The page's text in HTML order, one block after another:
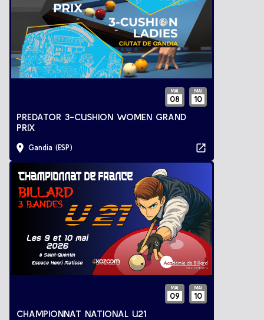
MAI
08
MAI
10
PREDATOR 3-CUSHION WOMEN GRAND
PRIX
Gandia (ESP)
MAI
09
MAI
10
CHAMPIONNAT NATIONAL U21